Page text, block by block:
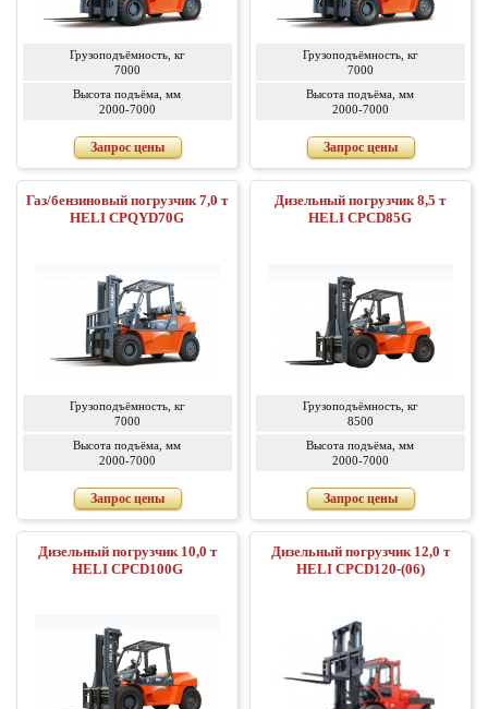
Грузоподъёмность, кг
7000
Высота подъёма, мм
2000-7000
Запрос цены
Грузоподъёмность, кг
7000
Высота подъёма, мм
2000-7000
Запрос цены
Газ/бензиновый погрузчик 7,0 т
HELI CPQYD70G
Грузоподъёмность, кг
7000
Высота подъёма, мм
2000-7000
Запрос цены
Дизельный погрузчик 8,5 т
HELI CPCD85G
Грузоподъёмность, кг
8500
Высота подъёма, мм
2000-7000
Запрос цены
Дизельный погрузчик 10,0 т
HELI CPCD100G
Дизельный погрузчик 12,0 т
HELI CPCD120-(06)